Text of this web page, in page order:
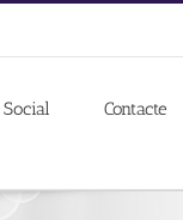
Social Contacte